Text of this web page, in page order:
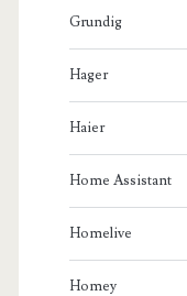
Grundig
Hager
Haier
Home Assistant
Homelive
Homey